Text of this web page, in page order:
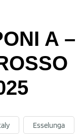
A –
Esselunga